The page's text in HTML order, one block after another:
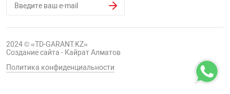
2024 © «TD-GARANT.KZ»
Создание сайта - Кайрат Алматов
Политика конфиденциальности